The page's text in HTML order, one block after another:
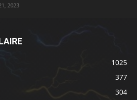
2023
1025
377
304